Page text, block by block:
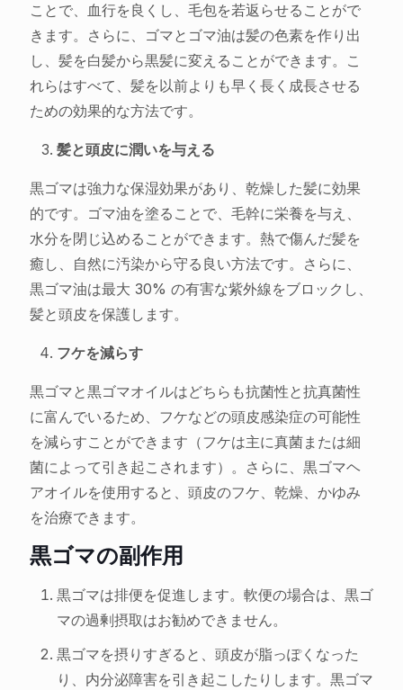
ことで、血行を良くし、毛包を若返らせることがで
きます。さらに、ゴマとゴマ油は髪の色素を作り出
し、髪を白髪から黒髪に変えることができます。こ
れらはすべて、髪を以前よりも早く長く成長させる
ための効果的な方法です。
髪と頭皮に潤いを与える
黒ゴマは強力な保湿効果があり、乾燥した髪に効果
的です。ゴマ油を塗ることで、毛幹に栄養を与え、
水分を閉じ込めることができます。熱で傷んだ髪を
癒し、自然に汚染から守る良い方法です。さらに、
黒ゴマ油は最大 30% の有害な紫外線をブロックし、
髪と頭皮を保護します。
フケを減らす
黒ゴマと黒ゴマオイルはどちらも抗菌性と抗真菌性
に富んでいるため、フケなどの頭皮感染症の可能性
を減らすことができます（フケは主に真菌または細
菌によって引き起こされます）。さらに、黒ゴマヘ
アオイルを使用すると、頭皮のフケ、乾燥、かゆみ
を治療できます。
黒ゴマの副作用
黒ゴマは排便を促進します。軟便の場合は、黒ゴ
マの過剰摂取はお勧めできません。
黒ゴマを摂りすぎると、頭皮が脂っぽくなった
り、内分泌障害を引き起こしたりします。黒ゴマ